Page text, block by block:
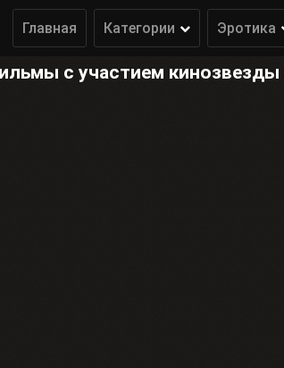
Главная Категории Эротика
с участием